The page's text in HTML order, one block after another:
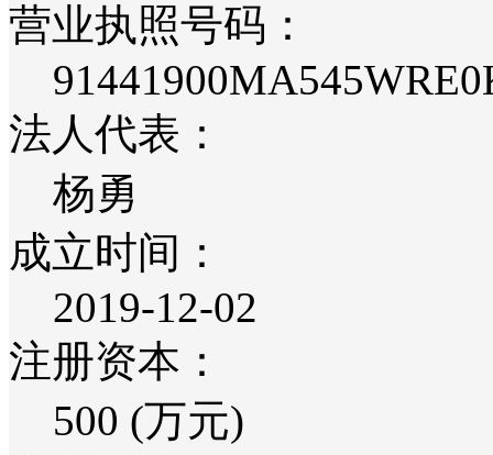
营业执照号码：
法人代表：
杨勇
成立时间：
2019-12-02
注册资本：
500 (万元)